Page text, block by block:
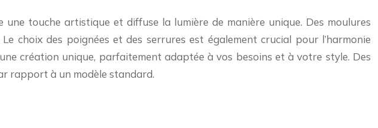
touche artistique et diffuse la lumière de manière unique. Des moulures
choix des poignées et des serrures est également crucial pour l’harmonie
création unique, parfaitement adaptée à vos besoins et à votre style. Des
rapport à un modèle standard.